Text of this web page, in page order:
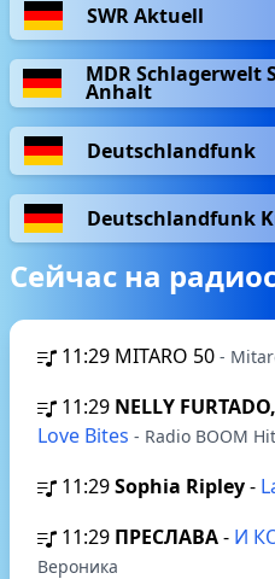
SWR Aktuell
MDR Schlagerwelt
Anhalt
Deutschlandfunk
Deutschlandfunk
Сейчас на
11:29 MITARO 50 -
11:29 NELLY
Love Bites - Radio BOOM
11:29Sophia Ripley-
11:29 ПРЕСЛАВА- И
Вероника